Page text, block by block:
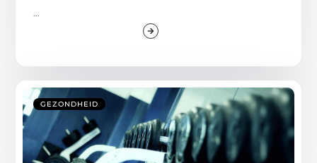
GEZONDHEID